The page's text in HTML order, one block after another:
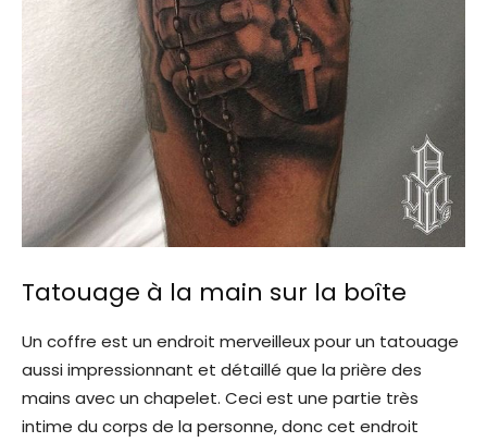
Tatouage à la main sur la boîte
Un coffre est un endroit merveilleux pour un tatouage
aussi impressionnant et détaillé que la prière des
mains avec un chapelet. Ceci est une partie très
intime du corps de la personne, donc cet endroit